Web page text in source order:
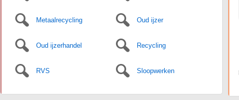
Metaalrecycling Oud ijzer
Oud ijzerhandel Recycling
RVS Sloopwerken